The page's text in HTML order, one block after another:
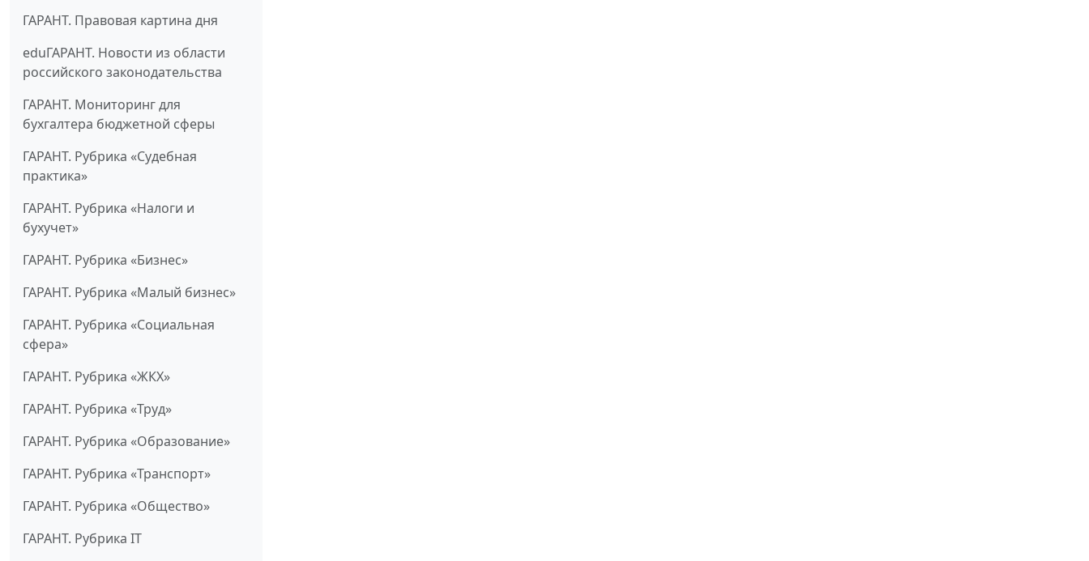
ГАРАНТ. Правовая картина дня
eduГАРАНТ. Новости из области
российского законодательства
ГАРАНТ. Мониторинг для
бухгалтера бюджетной сферы
ГАРАНТ. Рубрика «Судебная
практика»
ГАРАНТ. Рубрика «Налоги и
бухучет»
ГАРАНТ. Рубрика «Бизнес»
ГАРАНТ. Рубрика «Малый бизнес»
ГАРАНТ. Рубрика «Социальная
сфера»
ГАРАНТ. Рубрика «ЖКХ»
ГАРАНТ. Рубрика «Труд»
ГАРАНТ. Рубрика «Образование»
ГАРАНТ. Рубрика «Транспорт»
ГАРАНТ. Рубрика «Общество»
ГАРАНТ. Рубрика IT